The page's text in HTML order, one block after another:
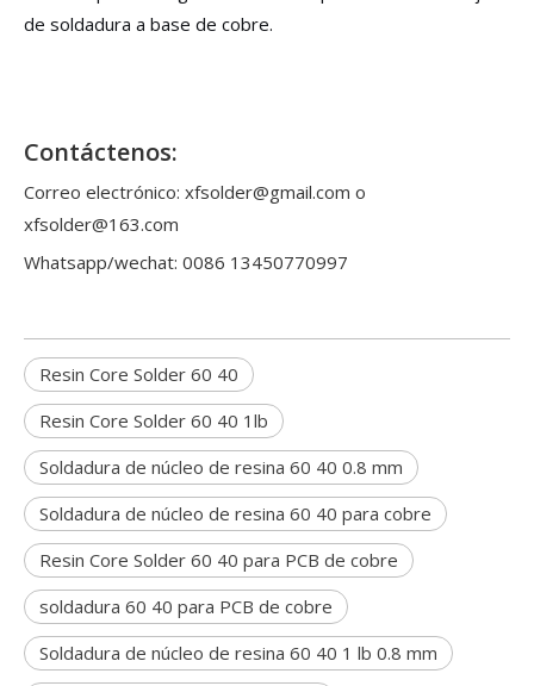
de soldadura a base de cobre.
Contáctenos:
Correo electrónico: xfsolder@gmail.com o
xfsolder@163.com
Whatsapp/wechat: 0086 13450770997
Resin Core Solder 60 40
Resin Core Solder 60 40 1lb
Soldadura de núcleo de resina 60 40 0.8 mm
Soldadura de núcleo de resina 60 40 para cobre
Resin Core Solder 60 40 para PCB de cobre
soldadura 60 40 para PCB de cobre
Soldadura de núcleo de resina 60 40 1 lb 0.8 mm